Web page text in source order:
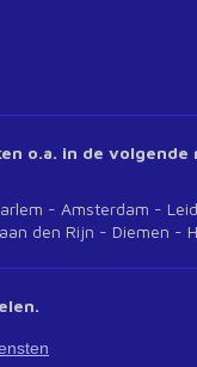
o.a. in de volgende
- Amsterdam -
den Rijn - Diemen -